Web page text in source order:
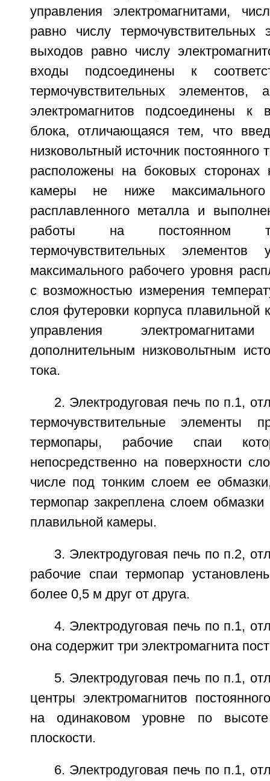
управления электромагнитами,
равно числу термочувствительных
выходов равно числу
входы подсоединены к
термочувствительных
электромагнитов подсоединены к
блока, отличающаяся тем, что
низковольтный источник постоянного
расположены на боковых сторонах
камеры не ниже максимального
расплавленного металла и
работы на постоянном
термочувствительных
максимального рабочего уровня
с возможностью измерения
слоя футеровки корпуса плавильной
управления
дополнительным низковольтным
тока.
2. Электродуговая печь по п.1,
термочувствительные элементы
термопары, рабочие спаи
непосредственно на поверхности
числе под тонким слоем ее
термопар закреплена слоем
плавильной камеры.
3. Электродуговая печь по п.2,
рабочие спаи термопар
более 0,5 м друг от друга.
4. Электродуговая печь по п.1,
она содержит три электромагнита
5. Электродуговая печь по п.1,
центры электромагнитов
на одинаковом уровне по высоте
плоскости.
6. Электродуговая печь по п.1,